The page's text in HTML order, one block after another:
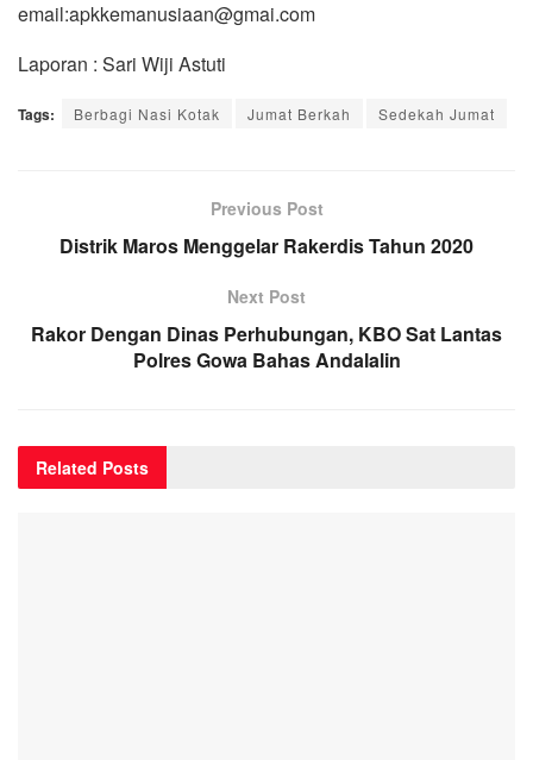
email:apkkemanusiaan@gmai.com
Laporan : Sari Wiji Astuti
Tags: Berbagi Nasi Kotak Jumat Berkah Sedekah Jumat
Previous Post
Distrik Maros Menggelar Rakerdis Tahun 2020
Next Post
Rakor Dengan Dinas Perhubungan, KBO Sat Lantas
Polres Gowa Bahas Andalalin
Related Posts